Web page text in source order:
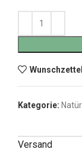
Wunschzettel
Kategorie:
Versand